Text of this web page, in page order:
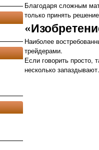
Благодаря сложным
только принять
Наиболее
трейдерами.
Если говорить просто,
несколько